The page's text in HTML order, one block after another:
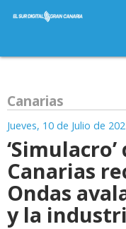
Canarias
Jueves, 10 de Julio de
Canarias
Ondas
y la